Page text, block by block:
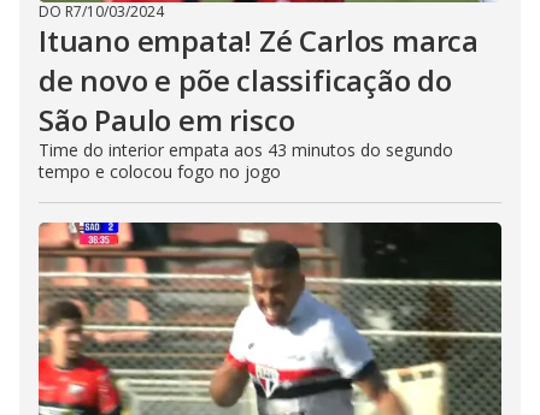
DO R7/10/03/2024
Ituano empata! Zé Carlos marca
de novo e põe classificação do
São Paulo em risco
Time do interior empata aos 43 minutos do segundo
tempo e colocou fogo no jogo